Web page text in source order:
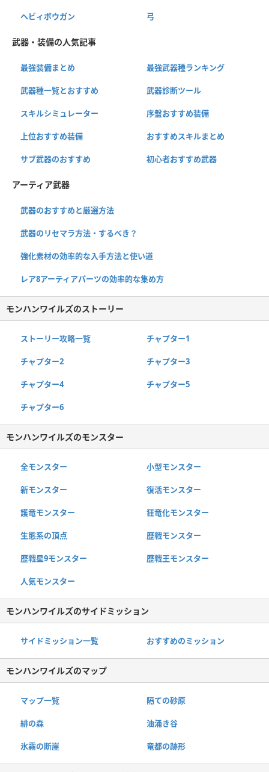
ヘビィボウガン 弓
武器・装備の人気記事
最強装備まとめ 最強武器種ランキング
武器種一覧とおすすめ 武器診断ツール
スキルシミュレーター 序盤おすすめ装備
上位おすすめ装備 おすすめスキルまとめ
サブ武器のおすすめ 初心者おすすめ武器
アーティア武器
武器のおすすめと厳選方法
武器のリセマラ方法・するべき？
強化素材の効率的な入手方法と使い道
レア8アーティアパーツの効率的な集め方
モンハンワイルズのストーリー
ストーリー攻略一覧 チャプター1
チャプター2 チャプター3
チャプター4 チャプター5
チャプター6
モンハンワイルズのモンスター
全モンスター 小型モンスター
新モンスター 復活モンスター
護竜モンスター 狂竜化モンスター
生態系の頂点 歴戦モンスター
歴戦星9モンスター 歴戦王モンスター
人気モンスター
モンハンワイルズのサイドミッション
サイドミッション一覧 おすすめのミッション
モンハンワイルズのマップ
マップ一覧 隔ての砂原
緋の森 油涌き谷
氷霧の断崖 竜都の跡形